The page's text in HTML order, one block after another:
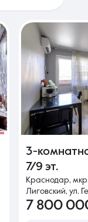
3-
7/9 эт.
Краснодар,
Лиговский, ул.
7 800